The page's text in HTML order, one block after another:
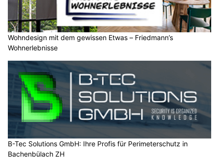
Wohndesign mit dem gewissen Etwas – Friedmann’s
Wohnerlebnisse
B-Tec Solutions GmbH: Ihre Profis für Perimeterschutz in
Bachenbülach ZH